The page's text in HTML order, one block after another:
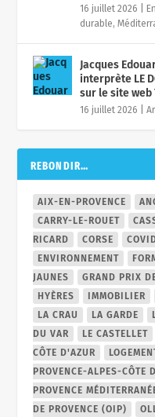
16 juillet 2026
durable,
Jacques
interprète LE
sur le site web
16 juillet 2026 |
REBONDIR…
AIX-EN-PROVENCE
CARRY-LE-ROUET
RICARD
CORSE
ENVIRONNEMENT
JAUNES
GRAND PRIX
HYÈRES
IMMOBILIER
LA CRAU
LA GARDE
DU VAR
LE CASTELLET
CÔTE D'AZUR
PROVENCE-ALPES-CÔTE
PROVENCE
DE PROVENCE (OIP)